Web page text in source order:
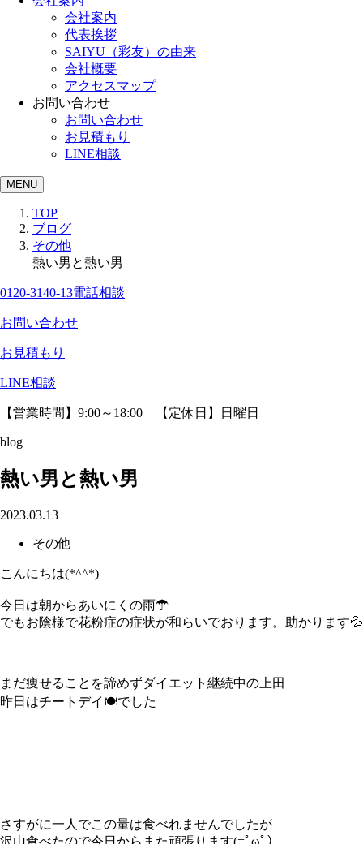
会社案内
代表挨拶
SAIYU（彩友）の由来
会社概要
アクセスマップ
お問い合わせ
お問い合わせ
お見積もり
LINE相談
MENU
TOP
ブログ
その他
熱い男と熱い男
0120-3140-13電話相談
お問い合わせ
お見積もり
LINE相談
【営業時間】9:00～18:00 【定休日】日曜日
blog
熱い男と熱い男
2023.03.13
その他
こんにちは(*^^*)
今日は朝からあいにくの雨☂
でもお陰様で花粉症の症状が和らいでおります。助かります💦
まだ痩せることを諦めずダイエット継続中の上田
昨日はチートデイ🍽でした
さすがに一人でこの量は食べれませんでしたが
沢山食べたので今日からまた頑張ります(=ﾟωﾟ）